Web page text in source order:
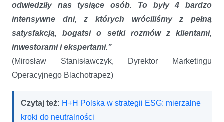
odwiedziły nas tysiące osób. To były 4 bardzo
intensywne dni, z których wróciliśmy z pełną
satysfakcją, bogatsi o setki rozmów z klientami,
inwestorami i ekspertami.”
(Mirosław Stanisławczyk, Dyrektor Marketingu
Operacyjnego Blachotrapez)
Czytaj też: H+H Polska w strategii ESG: mierzalne
kroki do neutralności